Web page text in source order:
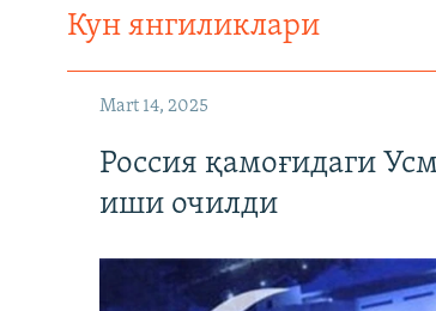
Кун янгиликлари
Mart 14, 2025
Россия қамоғидаги
иши очилди